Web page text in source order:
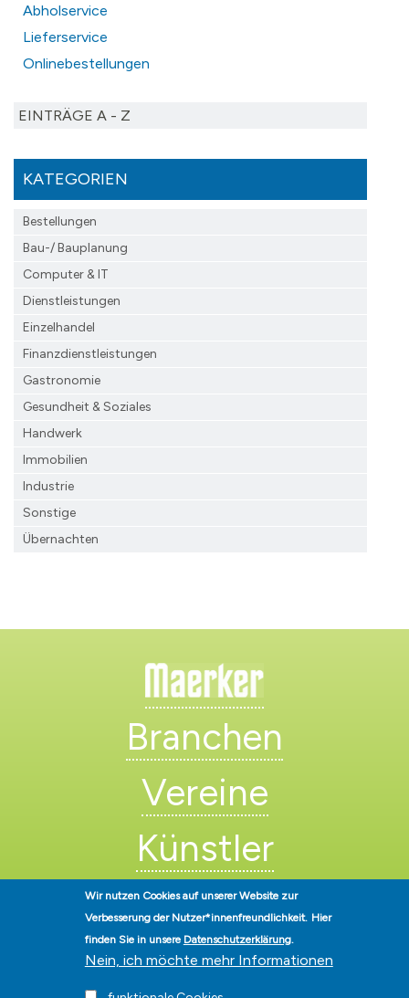
Abholservice
Lieferservice
Onlinebestellungen
EINTRÄGE A - Z
KATEGORIEN
Bestellungen
Bau-/ Bauplanung
Computer & IT
Dienstleistungen
Einzelhandel
Finanzdienst­leistungen
Gastronomie
Gesundheit & Soziales
Handwerk
Immobilien
Industrie
Sonstige
Übernachten
Branchen
Vereine
Künstler
Wir nutzen Cookies auf unserer Website zur
Verbesserung der Nutzer*innenfreundlichkeit. Hier
finden Sie in unsere Datenschutzerklärung.
Nein, ich möchte mehr Informationen